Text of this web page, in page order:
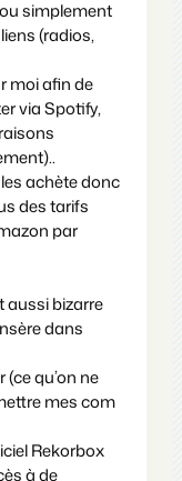
simplement
(radios,
moi afin de
via Spotify,
achète donc
des tarifs
par
aussi bizarre
dans
qu’on ne
mes com
Rekorbox
à de